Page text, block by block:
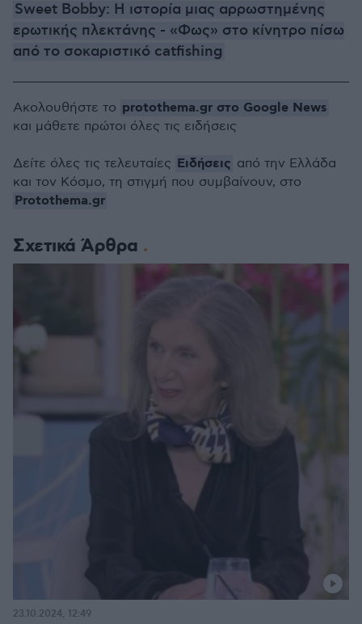
Sweet Bobby: Η ιστορία μιας αρρωστημένης
ερωτικής πλεκτάνης - «Φως» στο κίνητρο πίσω
από το σοκαριστικό catfishing
Σχετικά Άρθρα
23.10.2024, 12:49
Ακολουθήστε το protothema.gr στο Google News
και μάθετε πρώτοι όλες τις ειδήσεις
Δείτε όλες τις τελευταίες Ειδήσεις από την Ελλάδα
και τον Κόσμο, τη στιγμή που συμβαίνουν, στο
Protothema.gr